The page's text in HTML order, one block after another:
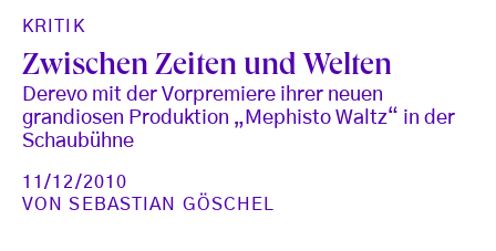
KRITIK
Zwischen Zeiten und Welten
Derevo mit der Vorpremiere ihrer neuen
grandiosen Produktion „Mephisto Waltz“ in der
Schaubühne
11/12/2010
VONSEBASTIAN GÖSCHEL